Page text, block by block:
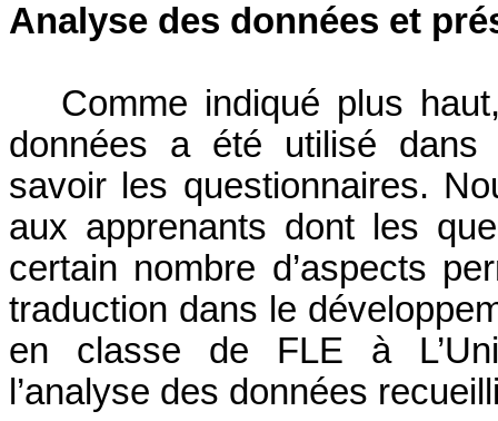
Analyse des données et
Comme indiqué plus
données a été utilisé
savoir les questionnaires.
aux apprenants dont les
certain nombre d’aspects
traduction dans le
en classe de FLE à
l’analyse des données